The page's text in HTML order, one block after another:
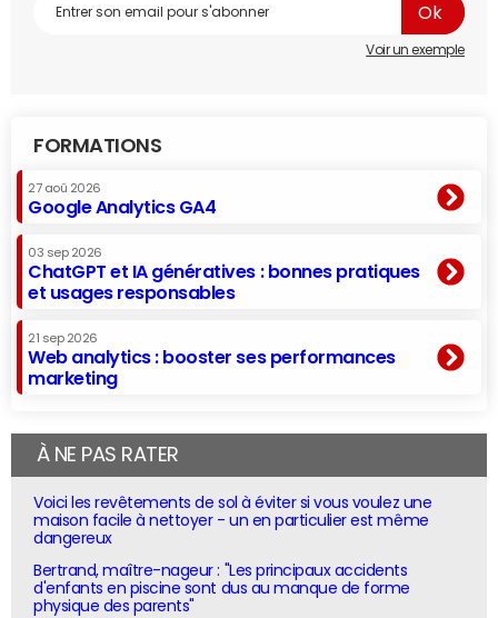
Voir un exemple
FORMATIONS
27 aoû 2026
Google Analytics GA4
03 sep 2026
ChatGPT et IA génératives : bonnes pratiques
et usages responsables
21 sep 2026
Web analytics : booster ses performances
marketing
À NE PAS RATER
Voici les revêtements de sol à éviter si vous voulez une
maison facile à nettoyer - un en particulier est même
dangereux
Bertrand, maître-nageur : "Les principaux accidents
d'enfants en piscine sont dus au manque de forme
physique des parents"